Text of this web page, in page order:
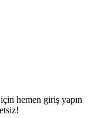
hemen giriş yapın